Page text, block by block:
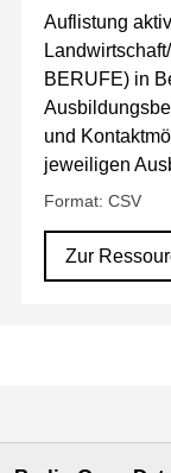
Auflistung
BERUFE) in
und
jeweiligen
Format: CSV
Zur